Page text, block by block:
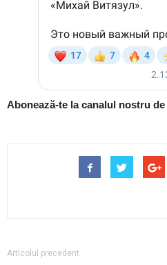
Abonează-te la canalul nostru de
Articolul precedent